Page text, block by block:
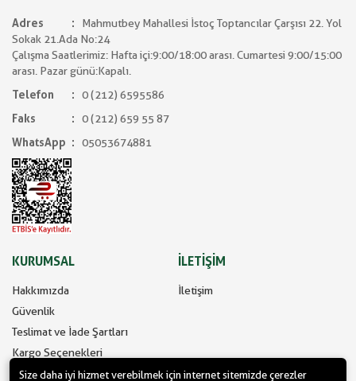
Adres
Mahmutbey Mahallesi İstoç Toptancılar Çarşısı 22. Yol
Sokak 21.Ada No:24
Çalışma Saatlerimiz: Hafta içi:9:00/18:00 arası. Cumartesi 9:00/15:00
arası. Pazar günü:Kapalı.
Telefon
0 (212) 6595586
Faks
0 (212) 659 55 87
WhatsApp
05053674881
KURUMSAL
Hakkımızda
Güvenlik
Teslimat ve İade Şartları
Kargo Seçenekleri
İLETİŞİM
İletişim
Size daha iyi hizmet verebilmek için internet sitemizde çerezler